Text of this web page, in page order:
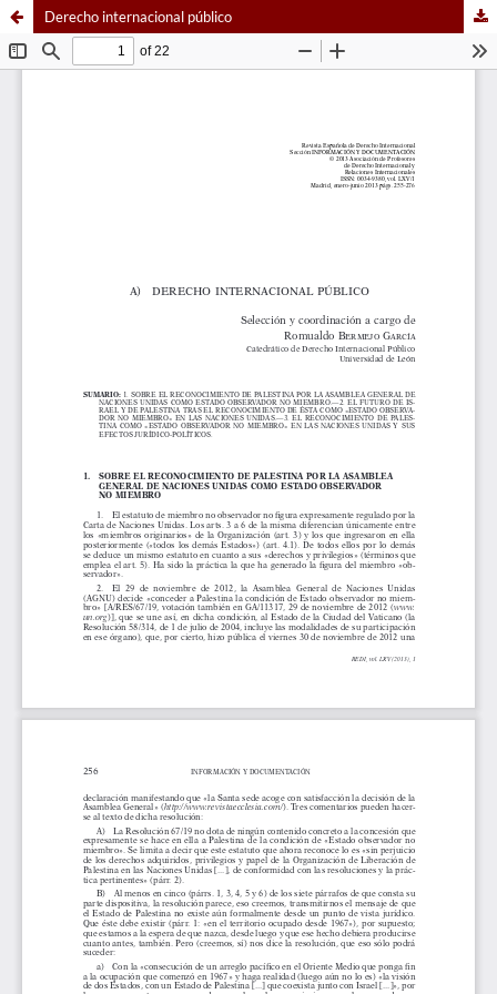
Derecho internacional público